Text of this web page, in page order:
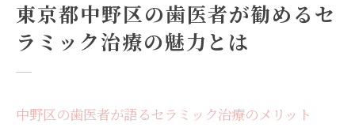
東京都中野区の歯医者が勧めるセ
ラミック治療の魅力とは
中野区の歯医者が語るセラミック治療のメリット